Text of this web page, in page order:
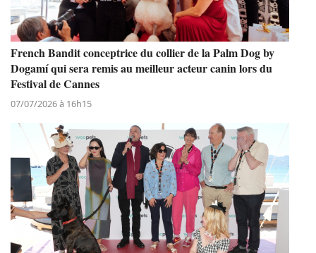
French Bandit conceptrice du collier de la Palm Dog by
Dogamí qui sera remis au meilleur acteur canin lors du
Festival de Cannes
07/07/2026 à 16h15